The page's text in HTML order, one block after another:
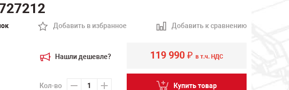
Добавить в избранное Добавить к сравнению
Нашли дешевле?
Кол-во
119 990 ₽ в т.ч. НДС
Купить товар